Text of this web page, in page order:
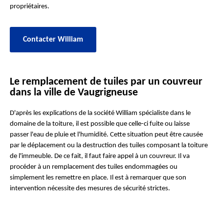
propriétaires.
Contacter William
Le remplacement de tuiles par un couvreur
dans la ville de Vaugrigneuse
D'après les explications de la société William spécialiste dans le
domaine de la toiture, il est possible que celle-ci fuite ou laisse
passer l'eau de pluie et l'humidité. Cette situation peut être causée
par le déplacement ou la destruction des tuiles composant la toiture
de l'immeuble. De ce fait, il faut faire appel à un couvreur. Il va
procéder à un remplacement des tuiles endommagées ou
simplement les remettre en place. Il est à remarquer que son
intervention nécessite des mesures de sécurité strictes.